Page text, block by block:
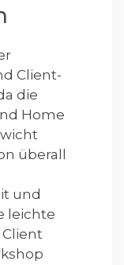
Client-
die
Home
überall
und
leichte